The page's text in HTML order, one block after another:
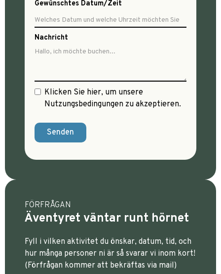
Gewünschtes Datum/Zeit
Nachricht
Klicken Sie hier, um unsere
Nutzungsbedingungen zu akzeptieren.
FÖRFRÅGAN
Äventyret väntar runt hörnet
Fyll i vilken aktivitet du önskar, datum, tid, och
hur många personer ni är så svarar vi inom kort!
(Förfrågan kommer att bekräftas via mail)